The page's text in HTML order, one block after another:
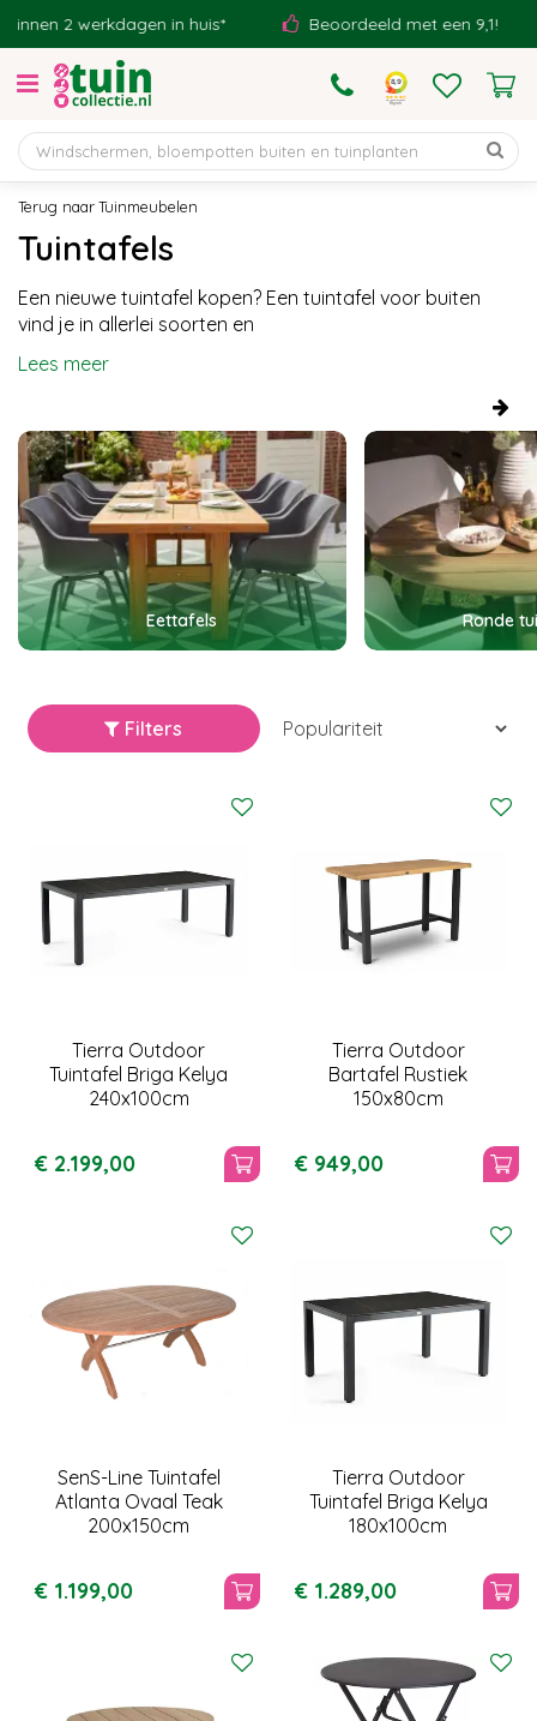
Tuinmeubelen
in huis* Beoordeeld met een 9,1!
Tuintafels
Een nieuwe tuintafel kopen? Een tuintafel voor buiten
vind je in allerlei soorten en
Lees meer
Eettafels Ronde
Filters
Tierra Outdoor
Tuintafel Briga Kelya
240x100cm
€ 2.199,00
Tierra Outdoor
Bartafel Rustiek
150x80cm
€ 949,00
SenS-Line Tuintafel
Atlanta Ovaal Teak
200x150cm
€ 1.199,00
Tierra Outdoor
Tuintafel Briga Kelya
180x100cm
€ 1.289,00